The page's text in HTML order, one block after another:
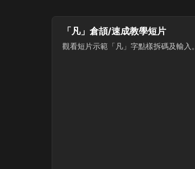
「凡」倉頡/速成教學短片
觀看短片示範「凡」字點樣拆碼及輸入。